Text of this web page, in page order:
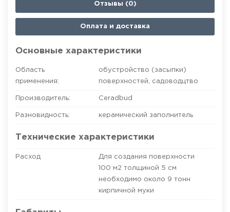
Отзывы (0)
Оплата и доставка
Основные характеристики
Область
применения:
обустройство (засыпки)
поверхностей
садоводцтво
Производитель: Ceradbud
Разновидность: керамический заполнитель
Технические характеристики
Расход
Для создания поверхности
100 м2 толщиной 5 см
необходимо около 9 тонн
кирпичной муки